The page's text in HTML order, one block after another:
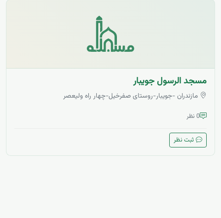
مسجد الرسول جویبار
مازندران -جویبار-روستای صفرخیل-چهار راه ولیعصر
0 نظر
ثبت نظر